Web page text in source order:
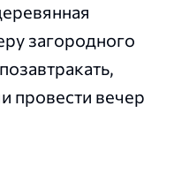
загородного
провести вечер